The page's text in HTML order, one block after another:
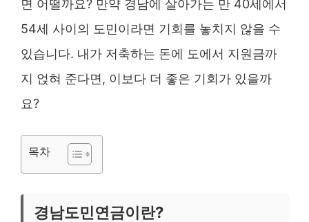
면 어떨까요? 만약 경남에 살아가는 만 40세에서
54세 사이의 도민이라면 기회를 놓치지 않을 수
있습니다. 내가 저축하는 돈에 도에서 지원금까
지 얹혀 준다면, 이보다 더 좋은 기회가 있을까
요?
목차
경남도민연금이란?